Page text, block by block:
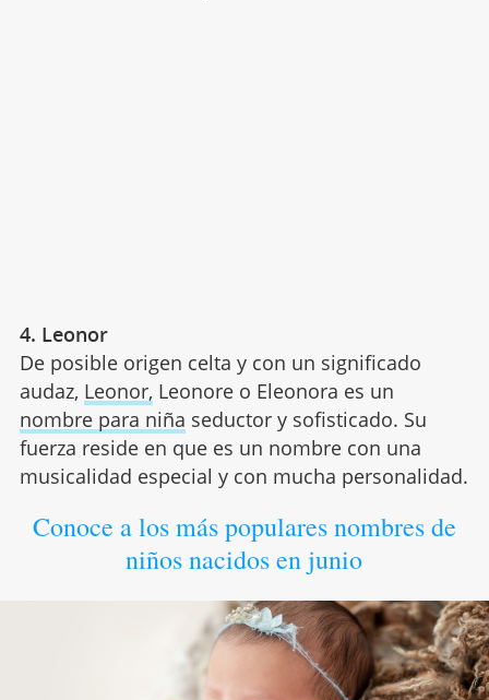
4. Leonor
De posible origen celta y con un significado
audaz, Leonor, Leonore o Eleonora es un
nombre para niña seductor y sofisticado. Su
fuerza reside en que es un nombre con una
musicalidad especial y con mucha personalidad.
Conoce a los más populares nombres de
niños nacidos en junio